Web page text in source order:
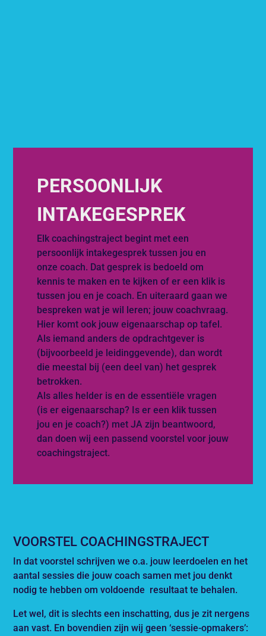
PERSOONLIJK
INTAKEGESPREK
Elk coachingstraject begint met een
persoonlijk intakegesprek tussen jou en
onze coach. Dat gesprek is bedoeld om
kennis te maken en te kijken of er een klik is
tussen jou en je coach. En uiteraard gaan we
bespreken wat je wil leren; jouw coachvraag.
Hier komt ook jouw eigenaarschap op tafel.
Als iemand anders de opdrachtgever is
(bijvoorbeeld je leidinggevende), dan wordt
die meestal bij (een deel van) het gesprek
betrokken.
Als alles helder is en de essentiële vragen
(is er eigenaarschap? Is er een klik tussen
jou en je coach?) met JA zijn beantwoord,
dan doen wij een passend voorstel voor jouw
coachingstraject.
VOORSTEL COACHINGSTRAJECT
In dat voorstel schrijven we o.a. jouw leerdoelen en het
aantal sessies die jouw coach samen met jou denkt
nodig te hebben om voldoende resultaat te behalen.
Let wel, dit is slechts een inschatting, dus je zit nergens
aan vast. En bovendien zijn wij geen ‘sessie-opmakers’: